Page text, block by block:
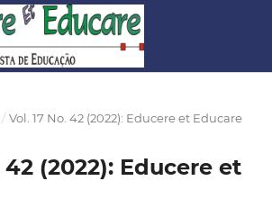
/ Vol. 17 No. 42 (2022): Educere et Educare
42 (2022): Educere et